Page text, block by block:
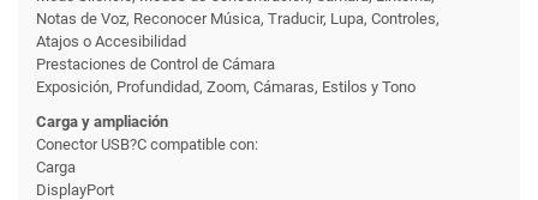
Notas de Voz, Reconocer Música, Traducir, Lupa, Controles,
Atajos o Accesibilidad
Prestaciones de Control de Cámara
Exposición, Profundidad, Zoom, Cámaras, Estilos y Tono
Carga y ampliación
Conector USB?C compatible con:
Carga
DisplayPort